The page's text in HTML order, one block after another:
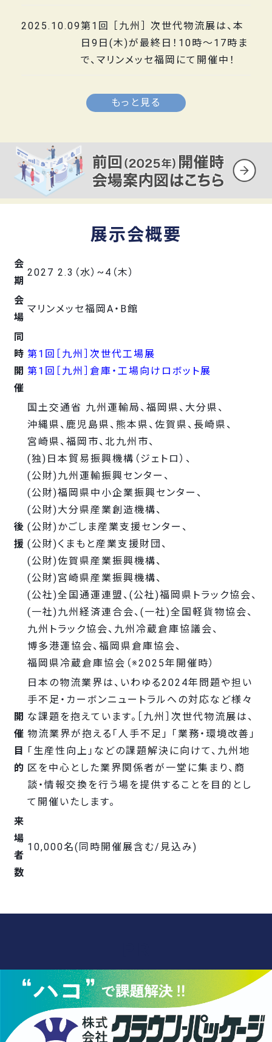
2025.10.09第1回 ［九州］ 次世代物流展は、本
日9日(木)が最終日！10時～17時ま
で、マリンメッセ福岡にて開催中！
もっと見る
展示会概要
会
期
2027 2.3（水）~4（木）
会
場
マリンメッセ福岡A・B館
同
時
開
催
第1回［九州］次世代工場展
第1回［九州］倉庫・工場向けロボット展
後
援
国土交通省 九州運輸局、 福岡県、 大分県、
沖縄県、 鹿児島県、 熊本県、 佐賀県、 長崎県、
宮崎県、 福岡市、 北九州市、
(独)日本貿易振興機構（ジェトロ）、
(公財)九州運輸振興センター、
(公財)福岡県中小企業振興センター、
(公財)大分県産業創造機構、
(公財)かごしま産業支援センター、
(公財)くまもと産業支援財団、
(公財)佐賀県産業振興機構、
(公財)宮崎県産業振興機構、
(公社)全国通運連盟、 (公社)福岡県トラック協会、
(一社)九州経済連合会、 (一社)全国軽貨物協会、
九州トラック協会、 九州冷蔵倉庫協議会、
博多港運協会、 福岡県倉庫協会、
福岡県冷蔵倉庫協会 （※2025年開催時）
開
催
目
的
日本の物流業界は、いわゆる2024年問題や担い
手不足・カーボンニュートラルへの対応など様々
な課題を抱えています。［九州］次世代物流展は、
物流業界が抱える「人手不足」 「業務・環境改善」
「生産性向上」などの課題解決に向けて、九州地
区を中心とした業界関係者が一堂に集まり、商
談・情報交換を行う場を提供することを目的とし
て開催いたします。
来
場
者
数
10,000名(同時開催展含む/見込み)